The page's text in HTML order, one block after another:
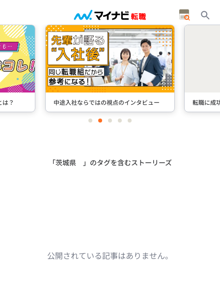
？ 中途入社ならではの視点のインタビュー 転職に成
itemitemitemitemitem
「茨城県 」のタグを含むストーリーズ
公開されている記事はありません。